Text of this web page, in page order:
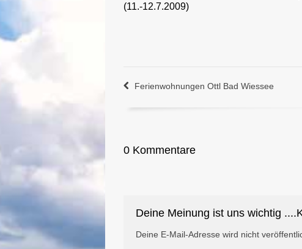
(11.-12.7.2009)
Ferienwohnungen Ottl Bad Wiessee
0 Kommentare
Deine Meinung ist uns wichtig
Deine E-Mail-Adresse wird nicht